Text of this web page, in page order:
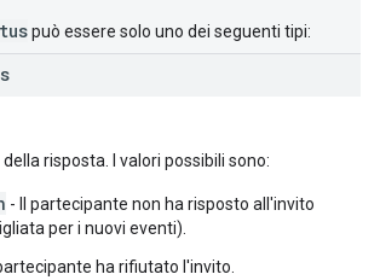
può essere solo uno dei seguenti tipi:
risposta. I valori possibili sono:
- Il partecipante non ha risposto all'invito
per i nuovi eventi).
ha rifiutato l'invito.